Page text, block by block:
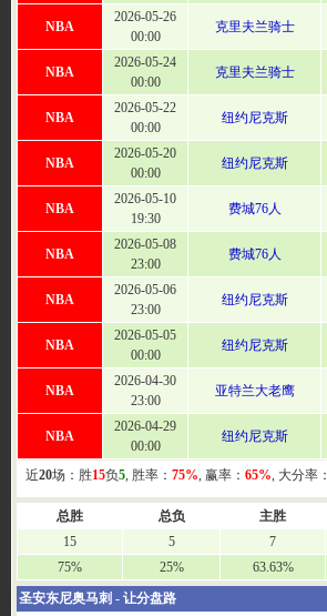
NBA
2026-05-26
00:00
克里夫兰骑士
NBA
2026-05-24
00:00
克里夫兰骑士
NBA
2026-05-22
00:00
纽约尼克斯
NBA
2026-05-20
00:00
纽约尼克斯
NBA
2026-05-10
19:30
费城76人
NBA
2026-05-08
23:00
费城76人
NBA
2026-05-06
23:00
纽约尼克斯
NBA
2026-05-05
00:00
纽约尼克斯
NBA
2026-04-30
23:00
亚特兰大老鹰
NBA
2026-04-29
00:00
纽约尼克斯
近20场：胜15负5, 胜率： 75%, 赢率： 65%, 大分率：
总胜 总负 主胜
15
5 7
75%
25% 63.63%
圣安东尼奥马刺 - 让分盘路